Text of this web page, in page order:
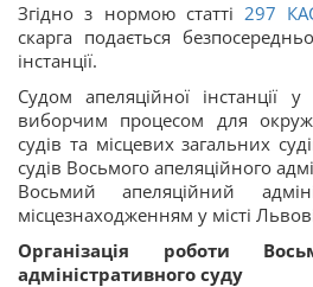
Згідно з нормою статті 297
скарга подається
інстанції.
Судом апеляційної інстанції
виборчим процесом для
судів та місцевих загальних
судів Восьмого апеляційного
Восьмий апеляційний
місцезнаходженням у місті
Організація роботи
адміністративного суду